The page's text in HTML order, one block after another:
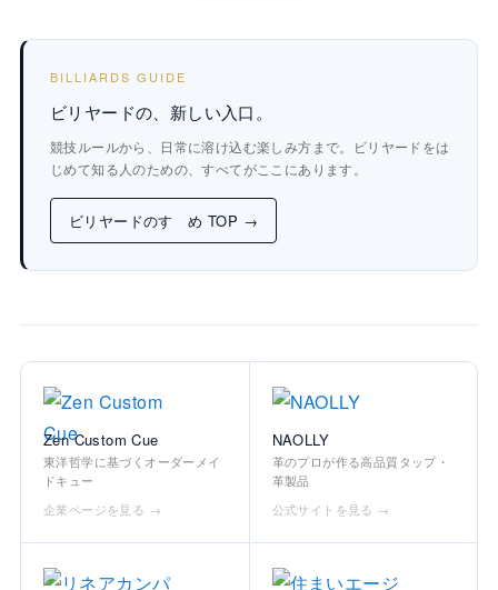
BILLIARDS GUIDE
ビリヤードの、新しい入口。
競技ルールから、日常に溶け込む楽しみ方まで。ビリヤードをは
じめて知る人のための、すべてがここにあります。
ビリヤードのすゝめ TOP →
Zen Custom Cue
東洋哲学に基づくオーダーメイ
ドキュー
企業ページを見る →
NAOLLY
革のプロが作る高品質タップ・
革製品
公式サイトを見る →